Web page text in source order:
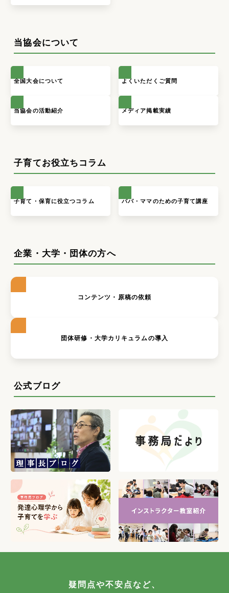
当協会について
全国大会について よくいただくご質問
当協会の活動紹介 メディア掲載実績
子育てお役立ちコラム
子育て・保育に役立つコラム パパ・ママのための子育て講座
企業・大学・団体の方へ
コンテンツ・原稿の依頼
団体研修・大学カリキュラムの導入
公式ブログ
疑問点や不安点など、